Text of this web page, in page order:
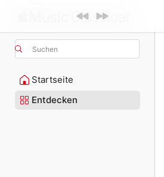
Suchen
Startseite
Entdecken